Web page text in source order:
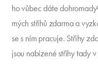
ho vůbec dáte
mých střihů zdarma a
se s ním pracuje. Střihy
jsou nabízené střihy tady